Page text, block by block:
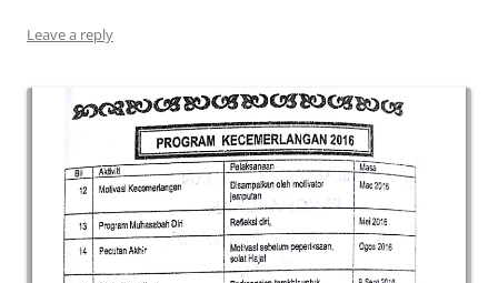
Leave a reply